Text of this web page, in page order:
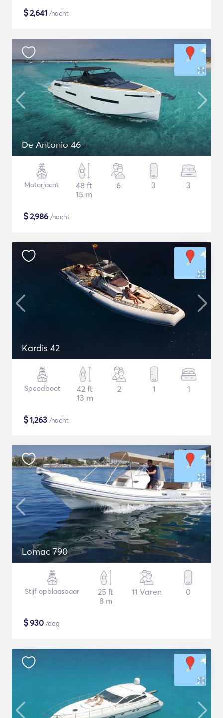
$2,641 /nacht
De Antonio 46
Motorjacht
48 ft
15 m
6 3 3
$2,986 /nacht
Kardis 42
Speedboot
42 ft
13 m
2 1 1
$1,263 /nacht
Lomac 790
Stijf opblaasbaar
25 ft
8 m
11 Varen 0
$930 /dag